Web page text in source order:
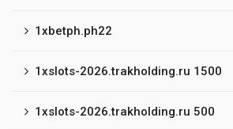
1xbetph.ph22
1xslots-2026.trakholding.ru 1500
1xslots-2026.trakholding.ru 500